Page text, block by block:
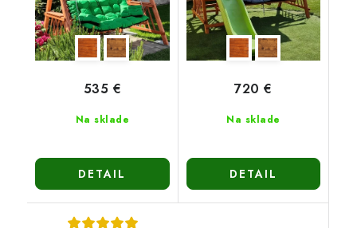
Na sklade
535 €
DETAIL
Na sklade
720 €
DETAIL